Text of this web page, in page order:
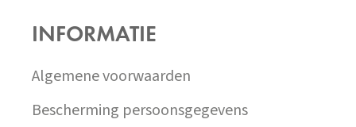
P
U
INFORMATIE
Algemene voorwaarden
Bescherming persoonsgegevens